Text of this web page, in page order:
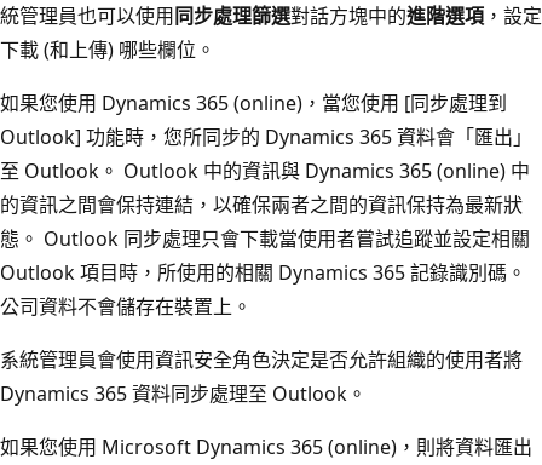
統管理員也可以使用同步處理篩選對話方塊中的進階選項 ，設定
下載 (和上傳) 哪些欄位。
如果您使用 Dynamics 365 (online)，當您使用 [同步處理到
Outlook] 功能時，您所同步的 Dynamics 365 資料會「匯出」
至 Outlook。 Outlook 中的資訊與 Dynamics 365 (online) 中
的資訊之間會保持連結，以確保兩者之間的資訊保持為最新狀
態。 Outlook 同步處理只會下載當使用者嘗試追蹤並設定相關
Outlook 項目時，所使用的相關 Dynamics 365 記錄識別碼。
公司資料不會儲存在裝置上。
系統管理員會使用資訊安全角色決定是否允許組織的使用者將
Dynamics 365 資料同步處理至 Outlook。
如果您使用 Microsoft Dynamics 365 (online)，則將資料匯出